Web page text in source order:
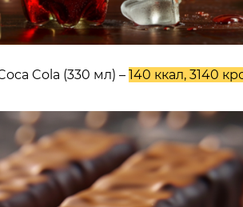
Cola (330 мл) –140 ккал, 3140